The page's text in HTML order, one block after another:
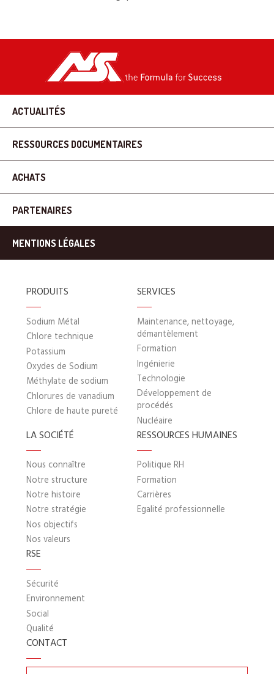
ACTUALITÉS
RESSOURCES DOCUMENTAIRES
ACHATS
PARTENAIRES
MENTIONS LÉGALES
PRODUITS
Sodium Métal
Chlore technique
Potassium
Oxydes de Sodium
Méthylate de sodium
Chlorures de vanadium
Chlore de haute pureté
SERVICES
Maintenance, nettoyage,
démantèlement
Formation
Ingénierie
Technologie
Développement de
procédés
Nucléaire
LA SOCIÉTÉ
Nous connaître
Notre structure
Notre histoire
Notre stratégie
Nos objectifs
Nos valeurs
RESSOURCES HUMAINES
Politique RH
Formation
Carrières
Egalité professionnelle
RSE
Sécurité
Environnement
Social
Qualité
CONTACT